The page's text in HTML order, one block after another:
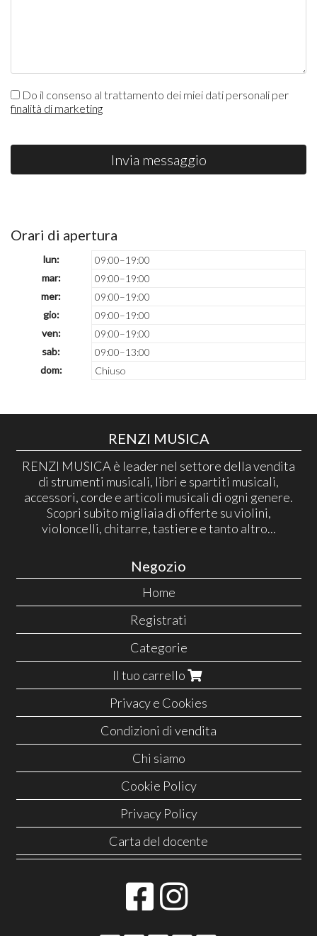
Do il consenso al trattamento dei miei dati personali per
finalità di marketing
Invia messaggio
Orari di apertura
lun:
09:00–19:00
mar:
09:00–19:00
mer:
09:00–19:00
gio:
09:00–19:00
ven:
09:00–19:00
sab:
09:00–13:00
dom:
Chiuso
RENZI MUSICA
RENZI MUSICA è leader nel settore della vendita
di strumenti musicali, libri e spartiti musicali,
accessori, corde e articoli musicali di ogni genere.
Scopri subito migliaia di offerte su violini,
violoncelli, chitarre, tastiere e tanto altro...
Negozio
Home
Registrati
Categorie
Il tuo carrello
Privacy e Cookies
Condizioni di vendita
Chi siamo
Cookie Policy
Privacy Policy
Carta del docente